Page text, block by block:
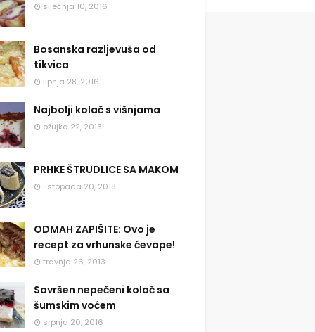
siječnja 10, 2016
Bosanska razljevuša od
tikvica
lipnja 28, 2016
Najbolji kolač s višnjama
ožujka 22, 2013
PRHKE ŠTRUDLICE SA MAKOM
listopada 20, 2018
ODMAH ZAPIŠITE: Ovo je
recept za vrhunske ćevape!
travnja 26, 2013
Savršen nepečeni kolač sa
šumskim voćem
srpnja 20, 2016